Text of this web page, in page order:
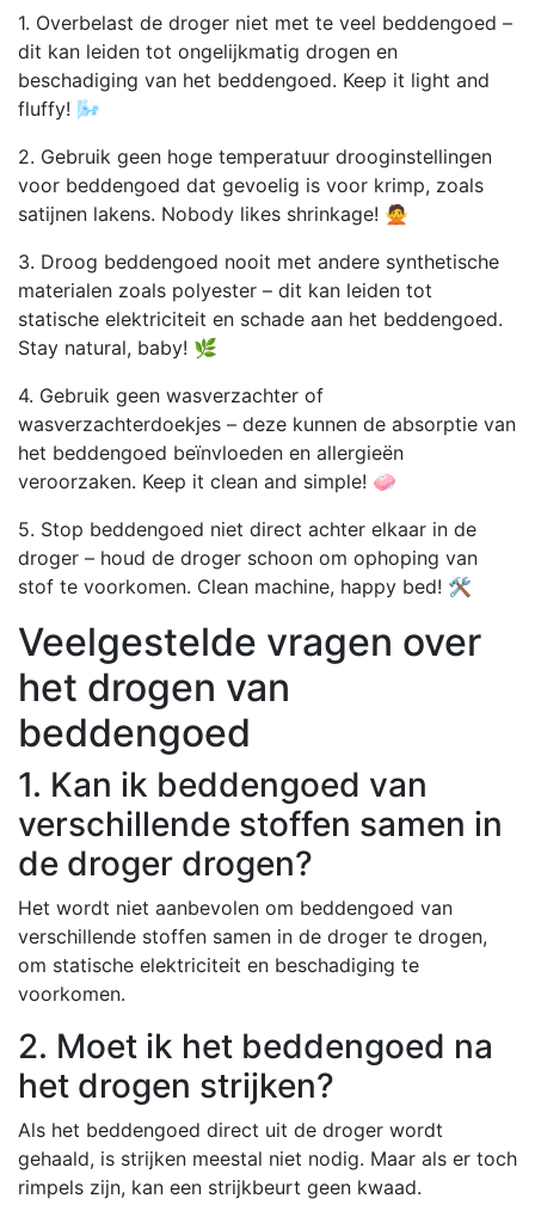
1. Overbelast de droger niet met te veel beddengoed –
dit kan leiden tot ongelijkmatig drogen en
beschadiging van het beddengoed. Keep it light and
fluffy! 🌬️
2. Gebruik geen hoge temperatuur drooginstellingen
voor beddengoed dat gevoelig is voor krimp, zoals
satijnen lakens. Nobody likes shrinkage! 🙅
3. Droog beddengoed nooit met andere synthetische
materialen zoals polyester – dit kan leiden tot
statische elektriciteit en schade aan het beddengoed.
Stay natural, baby! 🌿
4. Gebruik geen wasverzachter of
wasverzachterdoekjes – deze kunnen de absorptie van
het beddengoed beïnvloeden en allergieën
veroorzaken. Keep it clean and simple! 🧼
5. Stop beddengoed niet direct achter elkaar in de
droger – houd de droger schoon om ophoping van
stof te voorkomen. Clean machine, happy bed! 🛠️
Veelgestelde vragen over
het drogen van
beddengoed
1. Kan ik beddengoed van
verschillende stoffen samen in
de droger drogen?
Het wordt niet aanbevolen om beddengoed van
verschillende stoffen samen in de droger te drogen,
om statische elektriciteit en beschadiging te
voorkomen.
2. Moet ik het beddengoed na
het drogen strijken?
Als het beddengoed direct uit de droger wordt
gehaald, is strijken meestal niet nodig. Maar als er toch
rimpels zijn, kan een strijkbeurt geen kwaad.